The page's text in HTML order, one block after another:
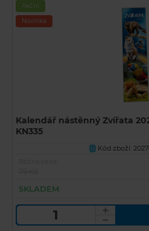
Akční
Novinka
Kalendář nástěnný Zvířata
KN335
U Kód zboží:
SKLADEM